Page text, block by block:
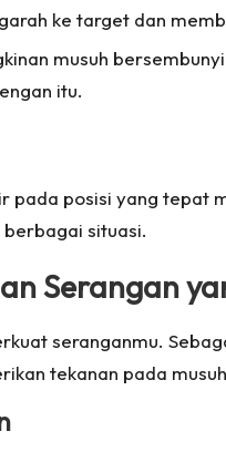
ke target dan
musuh
itu.
posisi yang tepat
situasi.
Serangan
seranganmu.
tekanan pada